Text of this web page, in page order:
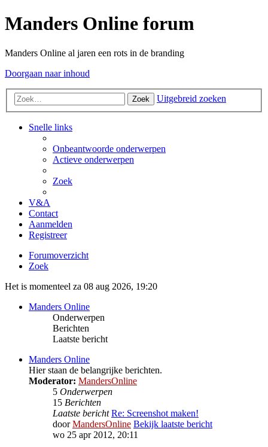
Manders Online forum
Manders Online al jaren een rots in de branding
Doorgaan naar inhoud
Zoek Uitgebreid zoeken
Snelle links
Onbeantwoorde onderwerpen
Actieve onderwerpen
Zoek
V&A
Contact
Aanmelden
Registreer
Forumoverzicht
Zoek
Het is momenteel za 08 aug 2026, 19:20
Manders Online
Onderwerpen
Berichten
Laatste bericht
Manders Online
Hier staan de belangrijke berichten.
Moderator: MandersOnline
5 Onderwerpen
15 Berichten
Laatste bericht Re: Screenshot maken!
doorMandersOnline Bekijk laatste bericht
wo 25 apr 2012, 20:11